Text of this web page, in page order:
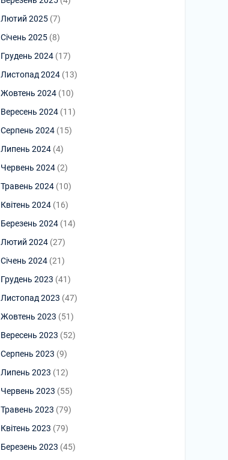
Лютий 2025 (7)
Січень 2025 (8)
Грудень 2024 (17)
Листопад 2024 (13)
Жовтень 2024 (10)
Вересень 2024 (11)
Серпень 2024 (15)
Липень 2024 (4)
Червень 2024 (2)
Травень 2024 (10)
Квітень 2024 (16)
Березень 2024 (14)
Лютий 2024 (27)
Січень 2024 (21)
Грудень 2023 (41)
Листопад 2023 (47)
Жовтень 2023 (51)
Вересень 2023 (52)
Серпень 2023 (9)
Липень 2023 (12)
Червень 2023 (55)
Травень 2023 (79)
Квітень 2023 (79)
Березень 2023 (45)